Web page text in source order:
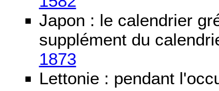
Japon : le calendrier
supplément du
1873
Lettonie : pendant